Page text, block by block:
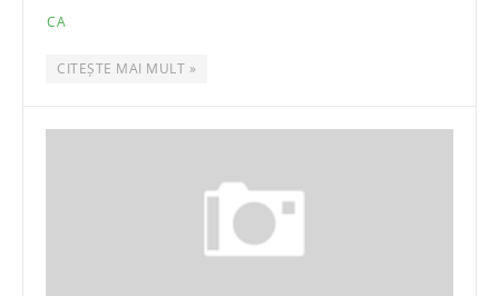
CA
CITEȘTE MAI MULT »